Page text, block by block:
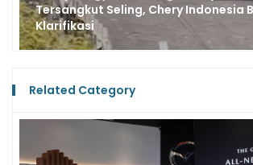
Cihui, Ada Dealer Chery di Bekasi,
4.480 m² Fasilitas 3S dan Body
Related Category